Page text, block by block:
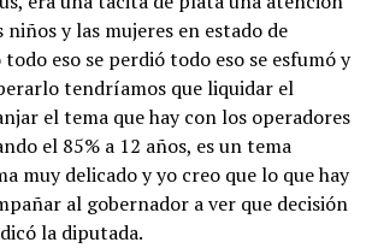
y las mujeres en estado de
eso se perdió todo eso se esfumó y
tendríamos que liquidar el
el tema que hay con los operadores
el 85% a 12 años, es un tema
muy delicado y yo creo que lo que hay
al gobernador a ver que decisión
la diputada.